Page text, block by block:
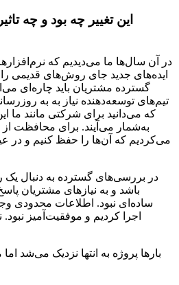
این تغییر چه بود و چه
در آن‌ سال‌ها ما می‌دیدیم که
ایده‌های جدید جای روش‌های قدیمی
گسترده مشتریان باید چاره‌ای
تیم‌های توسعه‌دهنده نیاز به به
که می‌دانید برای شرکتی مانند ما
به‌شمار می‌آیند. برای محافظت از
می‌کردیم که آن‌ها را حفظ کنیم و در
در بررسی‌های گسترده‌ به دنبال
باشد و به نیازهای مشتریان
ساده‌ای نبود. اطلاعات محدودی
اجرا کردیم و موفقیت‌آمیز نبود.
بارها پروژه به انتها نزدیک می‌شد